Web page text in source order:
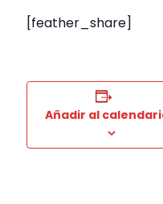
[feather_share]
Añadir al